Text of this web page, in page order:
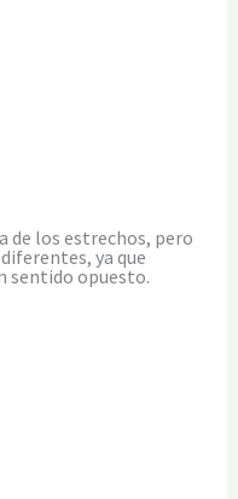
de los estrechos, pero
ya que
sentido opuesto.